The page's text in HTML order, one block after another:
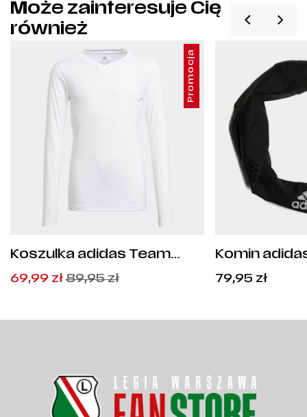
Może zainteresuje Cię
również
Promocja
Koszulka adidas Team
Pierwotna
Aktualna
69,99 zł 89,95zł
Komin
79,95 zł